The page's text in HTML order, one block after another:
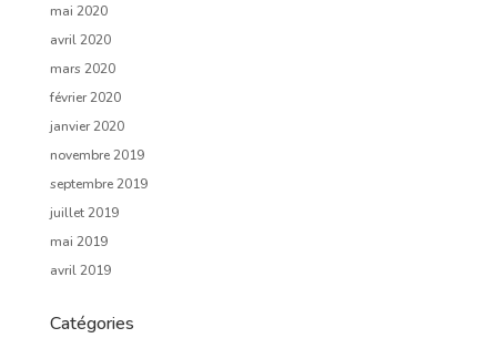
mai 2020
avril 2020
mars 2020
février 2020
janvier 2020
novembre 2019
septembre 2019
juillet 2019
mai 2019
avril 2019
Catégories